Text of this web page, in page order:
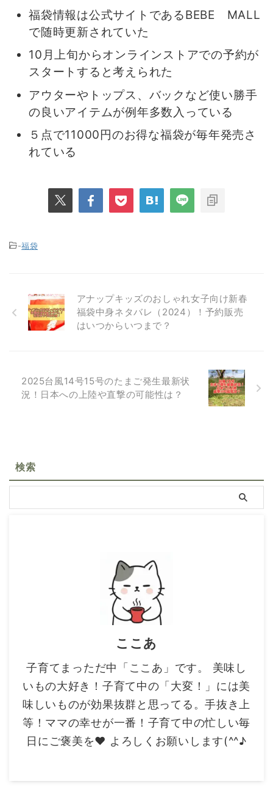
福袋情報は公式サイトであるBEBE MALL
で随時更新されていた
10月上旬からオンラインストアでの予約が
スタートすると考えられた
アウターやトップス、バックなど使い勝手
の良いアイテムが例年多数入っている
５点で11000円のお得な福袋が毎年発売さ
れている
-福袋
アナップキッズのおしゃれ女子向け新春
福袋中身ネタバレ（2024）！予約販売
はいつからいつまで？
2025台風14号15号のたまご発生最新状
況！日本への上陸や直撃の可能性は？
検索
ここあ
子育てまっただ中「ここあ」です。 美味し
いもの大好き！子育て中の「大変！」には美
味しいものが効果抜群と思ってる。手抜き上
等！ママの幸せが一番！子育て中の忙しい毎
日にご褒美を❤ よろしくお願いします(^^♪